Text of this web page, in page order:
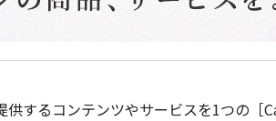
するコンテンツやサービスを1つの［